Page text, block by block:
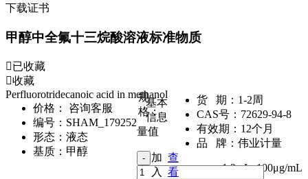
下载证书
甲醇中全氟十三烷酸溶液标准物质
已收藏
收藏
Perfluorotridecanoic acid in methanol
价格：
咨询客服
编号： SHAM_179252
形态： 液态
基质： 甲醇
货 期： 1-2周
CAS号： 72629-94-8
有效期： 12个月
品 牌： 伟业计量
规
格：
1.2mL,100μg/mL
加
入
查
看
基本
信息
量值